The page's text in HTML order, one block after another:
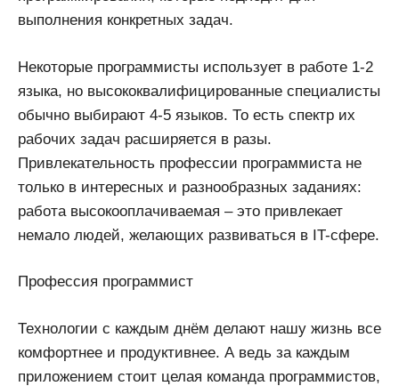
выполнения конкретных задач.
Некоторые программисты использует в работе 1-2
языка, но высококвалифицированные специалисты
обычно выбирают 4-5 языков. То есть спектр их
рабочих задач расширяется в разы.
Привлекательность профессии программиста не
только в интересных и разнообразных заданиях:
работа высокооплачиваемая – это привлекает
немало людей, желающих развиваться в IT-сфере.
Профессия программист
Технологии с каждым днём делают нашу жизнь все
комфортнее и продуктивнее. А ведь за каждым
приложением стоит целая команда программистов,